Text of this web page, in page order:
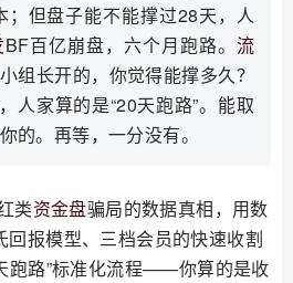
；但盘子能不能撑过28天，人
BF百亿崩盘，六个月跑路。 流
组长开的，你觉得能撑多久？
人家算的是“20天跑路”。能取
的。再等，一分没有。
类资金盘骗局的数据真相，用数
回报模型、三档会员的快速收割
跑路”标准化流程——你算的是收